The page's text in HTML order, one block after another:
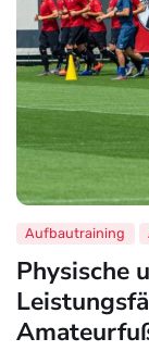
Physische
Aufbautraining